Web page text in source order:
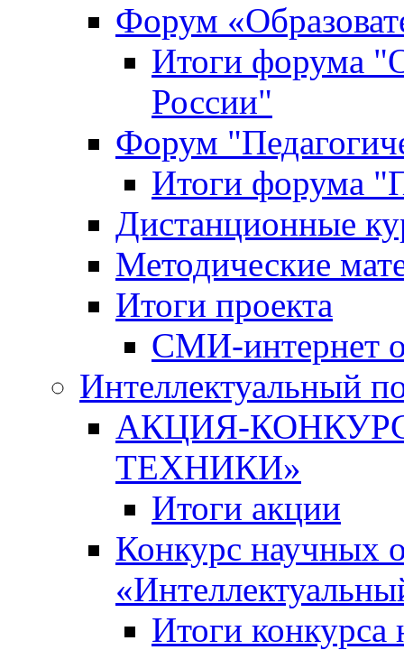
Форум
Итоги форума
России"
Форум
Итоги форума
Дистанционные
Методические
Итоги проекта
СМИ-интернет
Интеллектуальный
АКЦИЯ-
ТЕХНИКИ»
Итоги акции
Конкурс научных
Итоги